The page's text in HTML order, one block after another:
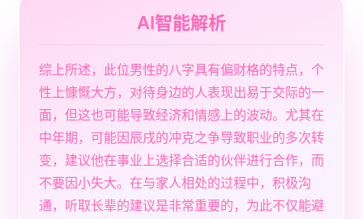
AI智能解析
综上所述，此位男性的八字具有偏财格的特点，个
性上慷慨大方，对待身边的人表现出易于交际的一
面，但这也可能导致经济和情感上的波动。尤其在
中年期，可能因辰戌的冲克之争导致职业的多次转
变，建议他在事业上选择合适的伙伴进行合作，而
不要因小失大。在与家人相处的过程中，积极沟
通，听取长辈的建议是非常重要的，为此不仅能避